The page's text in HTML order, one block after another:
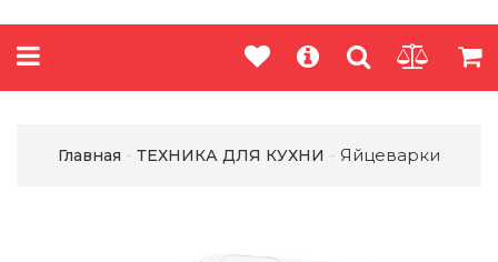
Главная ТЕХНИКА ДЛЯ КУХНИ Яйцеварки